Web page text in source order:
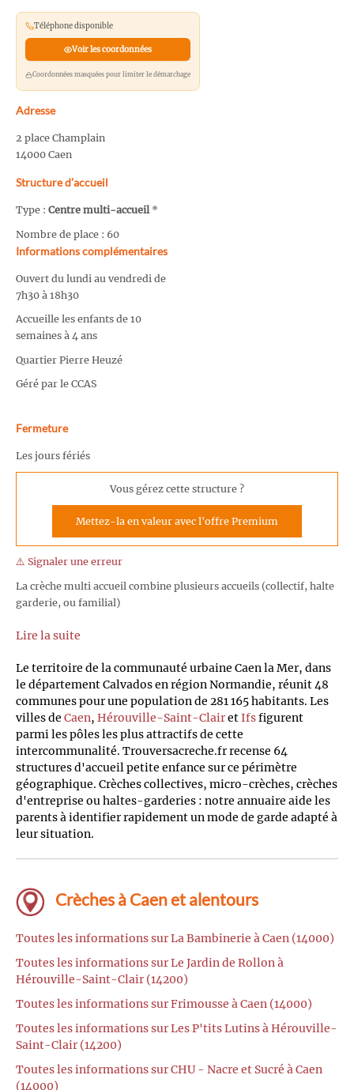
Téléphone disponible
Voir les coordonnées
Coordonnées masquées pour limiter le démarchage
Adresse
2 place Champlain
14000 Caen
Structure d’accueil
Type : Centre multi-accueil*
Nombre de place : 60
Informations complémentaires
Ouvert du lundi au vendredi de
7h30 à 18h30
Accueille les enfants de 10
semaines à 4 ans
Quartier Pierre Heuzé
Géré par le CCAS
Fermeture
Les jours fériés
Vous gérez cette structure ?
Mettez-la en valeur avec l'offre Premium
⚠️ Signaler une erreur
La crèche multi accueil combine plusieurs accueils (collectif, halte
garderie, ou familial)
Lire la suite
Le territoire de la communauté urbaine Caen la Mer, dans
le département Calvados en région Normandie, réunit 48
communes pour une population de 281 165 habitants. Les
villes de Caen, Hérouville-Saint-ClairetIfsfigurent
parmi les pôles les plus attractifs de cette
intercommunalité. Trouversacreche.fr recense 64
structures d'accueil petite enfance sur ce périmètre
géographique. Crèches collectives, micro-crèches, crèches
d'entreprise ou haltes-garderies : notre annuaire aide les
parents à identifier rapidement un mode de garde adapté à
leur situation.
Crèches à Caen et alentours
Toutes les informations sur La Bambinerie à Caen (14000)
Toutes les informations sur Le Jardin de Rollon à
Hérouville-Saint-Clair (14200)
Toutes les informations sur Frimousse à Caen (14000)
Toutes les informations sur Les P'tits Lutins à Hérouville-
Saint-Clair (14200)
Toutes les informations sur CHU - Nacre et Sucré à Caen
(14000)